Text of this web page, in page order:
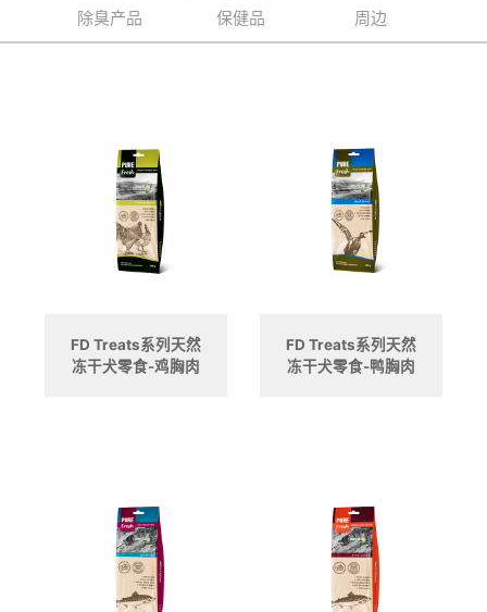
除臭产品 保健品 周边
FD Treats系列天然
冻干犬零食-鸡胸肉
FD Treats系列天然
冻干犬零食-鸭胸肉